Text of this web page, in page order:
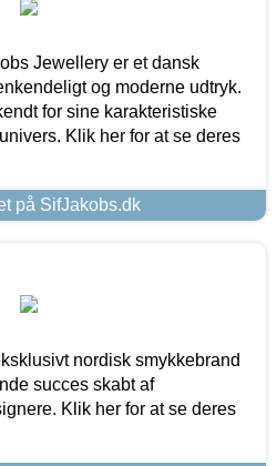
Jewellery er et dansk
og moderne udtryk.
for sine karakteristiske
Klik her for at se deres
på SifJakobs.dk
nordisk smykkebrand
succes skabt af
Klik her for at se deres